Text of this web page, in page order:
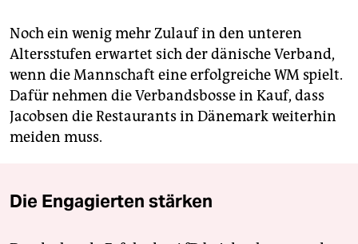
Noch ein wenig mehr Zulauf in den unteren
Altersstufen erwartet sich der dänische Verband,
wenn die Mannschaft eine erfolgreiche WM spielt.
Dafür nehmen die Verbandsbosse in Kauf, dass
Jacobsen die Restaurants in Dänemark weiterhin
meiden muss.
Die Engagierten stärken